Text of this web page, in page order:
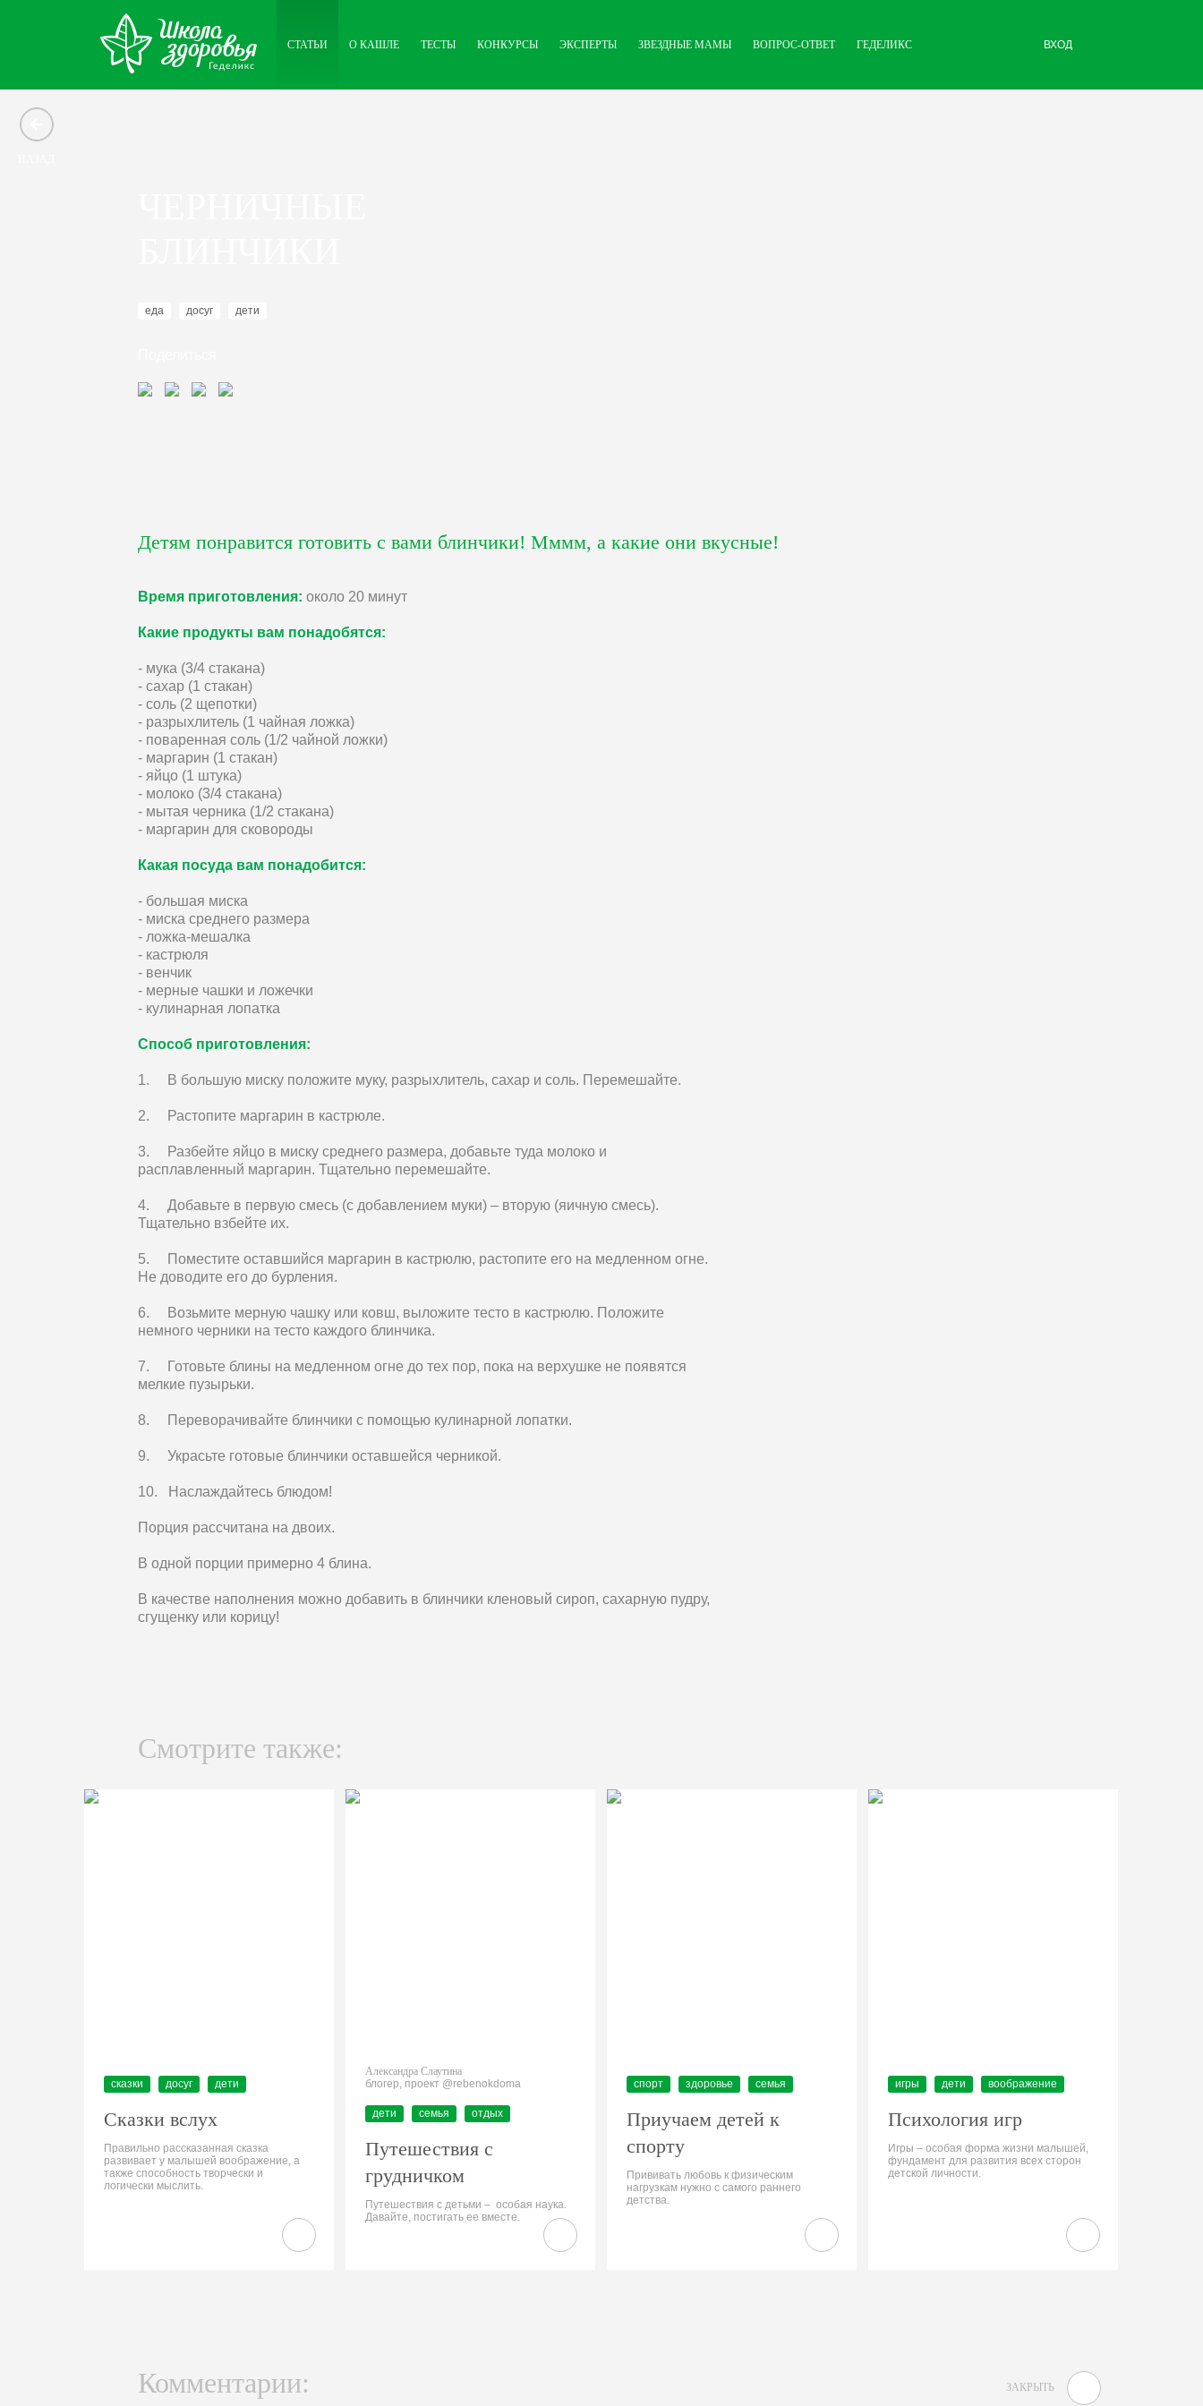
СТАТЬИ О КАШЛЕ ТЕСТЫ КОНКУРСЫ ЭКСПЕРТЫ ЗВЕЗДНЫЕ МАМЫ ВОПРОС-ОТВЕТ ГЕДЕЛИКС ВХОД
еда досуг дети
Детям понравится готовить с вами блинчики! Мммм, а какие они вкусные!
Время приготовления: около 20 минут
Какие продукты вам понадобятся:
- мука (3/4 cтакана)
- сахар (1 стакан)
- соль (2 щепотки)
- разрыхлитель (1 чайная ложка)
- поваренная соль (1/2 чайной ложки)
- маргарин (1 стакан)
- яйцо (1 штука)
- молоко (3/4 cтакана)
- мытая черника (1/2 cтакана)
- маргарин для сковороды
Какая посуда вам понадобится:
- большая миска
- миска среднего размера
- ложка-мешалка
- кастрюля
- венчик
- мерные чашки и ложечки
- кулинарная лопатка
Способ приготовления:
1. В большую миску положите муку, разрыхлитель, сахар и соль. Перемешайте.
2. Растопите маргарин в кастрюле.
3. Разбейте яйцо в миску среднего размера, добавьте туда молоко и
расплавленный маргарин. Тщательно перемешайте.
4. Добавьте в первую смесь (с добавлением муки) – вторую (яичную смесь).
Тщательно взбейте их.
5. Поместите оставшийся маргарин в кастрюлю, растопите его на медленном огне.
Не доводите его до бурления.
6. Возьмите мерную чашку или ковш, выложите тесто в кастрюлю. Положите
немного черники на тесто каждого блинчика.
7. Готовьте блины на медленном огне до тех пор, пока на верхушке не появятся
мелкие пузырьки.
8. Переворачивайте блинчики с помощью кулинарной лопатки.
9. Украсьте готовые блинчики оставшейся черникой.
10. Наслаждайтесь блюдом!
Порция рассчитана на двоих.
В одной порции примерно 4 блина.
В качестве наполнения можно добавить в блинчики кленовый сироп, сахарную пудру,
сгущенку или корицу!
Смотрите также:
сказки досуг дети
Сказки вслух
Правильно рассказанная сказка
развивает у малышей воображение, а
также способность творчески и
логически мыслить.
Александра Слаутина
блогер, проект @rebenokdoma
дети семья отдых
Путешествия с
грудничком
Путешествия с детьми – особая наука.
Давайте, постигать ее вместе.
спорт здоровье семья
Приучаем детей к
спорту
Прививать любовь к физическим
нагрузкам нужно с самого раннего
детства.
игры дети воображение
Психология игр
Игры – особая форма жизни малышей,
фундамент для развития всех сторон
детской личности.
Комментарии: ЗАКРЫТЬ